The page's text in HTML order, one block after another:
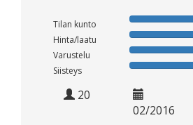
Tilan kunto
Hinta/laatu
Varustelu
Siisteys
20
02/2016